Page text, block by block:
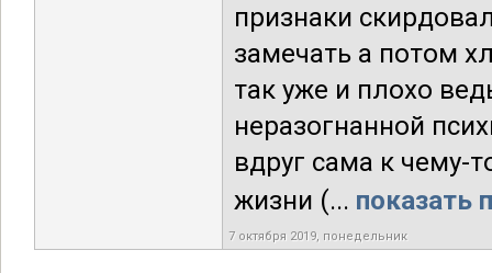
признаки
замечать а потом
так уже и плохо
неразогнанной
вдруг сама к чему-
жизни (... показать
7 октября 2019, понедельник